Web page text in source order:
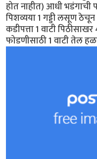
होत नाहीत) आधी भडंगाची
पिशव्यया 1 गड्डी लसूण ठेचून
कडीपत्ता 1 वाटी
फोडणीसाठी 1 वाटी तेल